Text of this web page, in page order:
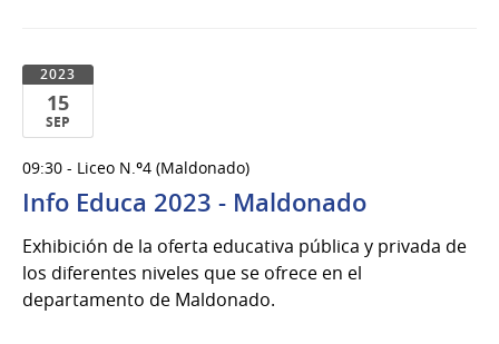
2023
15
SEP
de
Sep
2023
09:30 - Liceo N.º4 (Maldonado)
Info Educa 2023 - Maldonado
Exhibición de la oferta educativa pública y privada de
los diferentes niveles que se ofrece en el
departamento de Maldonado.